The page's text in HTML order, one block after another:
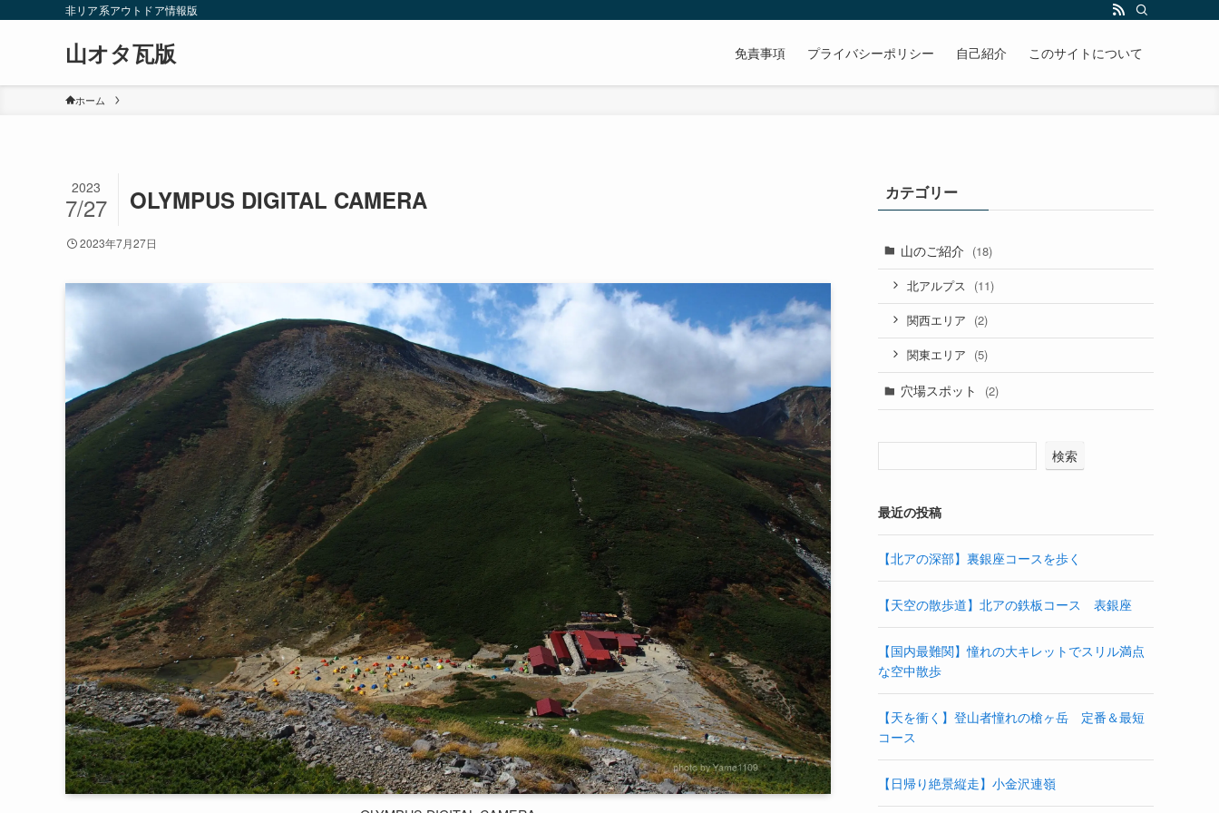
非リア系アウトドア情報版
山オタ瓦版 免責事項 プライバシーポリシー 自己紹介 このサイトについて
ホーム
OLYMPUS DIGITAL CAMERA
2023
7/27
2023年7月27日
カテゴリー
山のご紹介 (18)
北アルプス (11)
関西エリア (2)
関東エリア (5)
穴場スポット (2)
検索
最近の投稿
【北アの深部】裏銀座コースを歩く
【天空の散歩道】北アの鉄板コース 表銀座
【国内最難関】憧れの大キレットでスリル満点
な空中散歩
【天を衝く】登山者憧れの槍ヶ岳 定番＆最短
コース
【日帰り絶景縦走】小金沢連嶺